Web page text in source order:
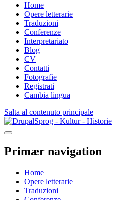
Home
Opere letterarie
Traduzioni
Conferenze
Interpretariato
Blog
CV
Contatti
Fotografie
Registrati
Cambia lingua
Salta al contenuto principale
Sprog - Kultur - Historie
Primær navigation
Home
Opere letterarie
Traduzioni